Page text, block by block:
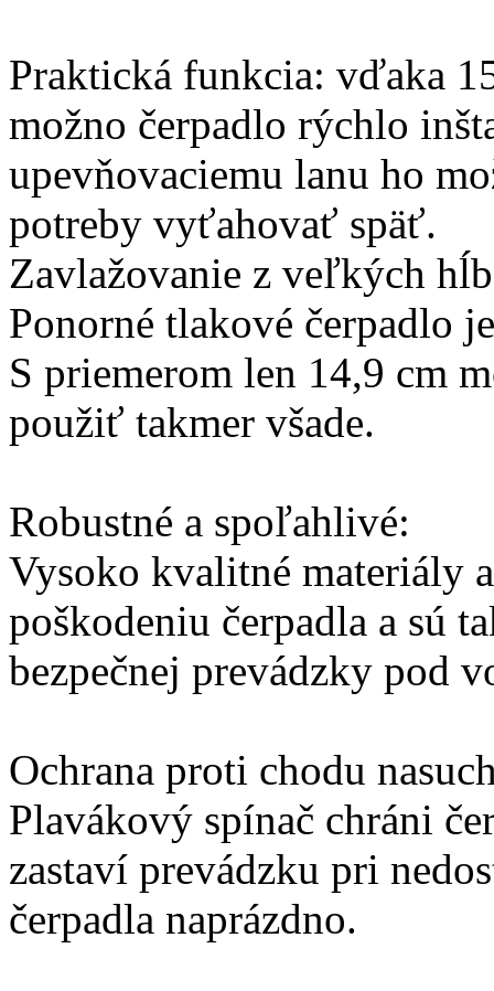
Praktická funkcia: vďaka
možno čerpadlo rýchlo
upevňovaciemu lanu ho
potreby vyťahovať späť.
Zavlažovanie z veľkých
Ponorné tlakové čerpadlo
S priemerom len 14,9 cm
použiť takmer všade.
Robustné a spoľahlivé:
Vysoko kvalitné materiály
poškodeniu čerpadla a sú
bezpečnej prevádzky pod
Ochrana proti chodu
Plavákový spínač chráni
zastaví prevádzku pri
čerpadla naprázdno.